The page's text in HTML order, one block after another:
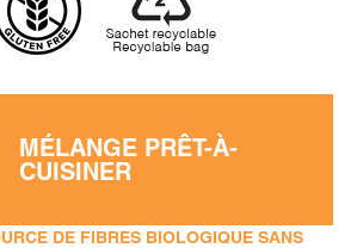
MÉLANGE PRÊT-À-
CUISINER
DE FIBRES BIOLOGIQUE SANS